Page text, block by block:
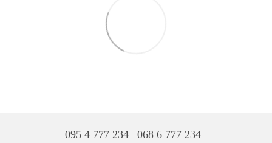
095 4 777 234 068 6 777 234